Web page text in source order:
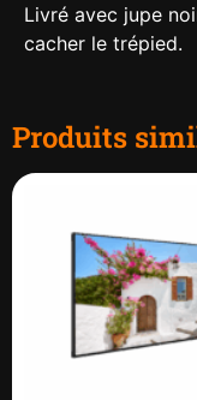
Livré avec jupe
cacher le trépied.
Produits